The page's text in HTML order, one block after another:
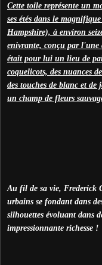
Cette toile représente un
ses étés dans le
Hampshire), à environ
enivrante, conçu par l'une
était pour lui un lieu de
coquelicots, des nuances
des touches de blanc et
un champ de fleurs
Au fil de sa vie, Frederick
urbains se fondant dans
silhouettes évoluant dans
impressionnante richesse !